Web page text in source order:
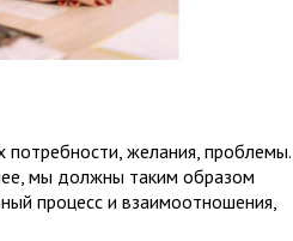
желания, проблемы.
мы должны таким образом
процесс и взаимоотношения,